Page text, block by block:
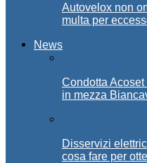
Autovelox non
multa per
News
Condotta
in mezza
Disservizi
cosa fare per